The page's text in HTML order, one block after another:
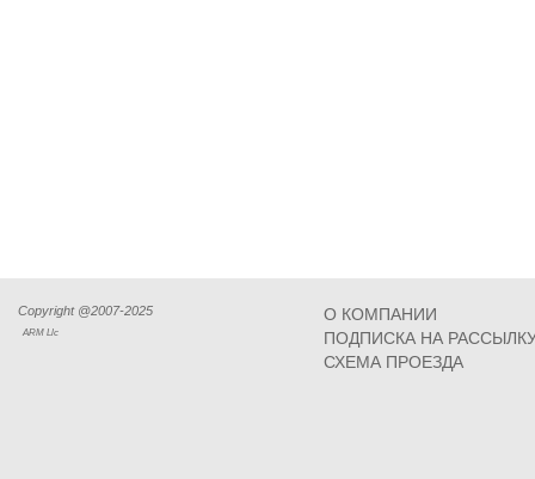
Copyright @2007-2025
ARM Llc
О КОМПАНИИ
ПОДПИСКА НА
СХЕМА ПРОЕЗДА